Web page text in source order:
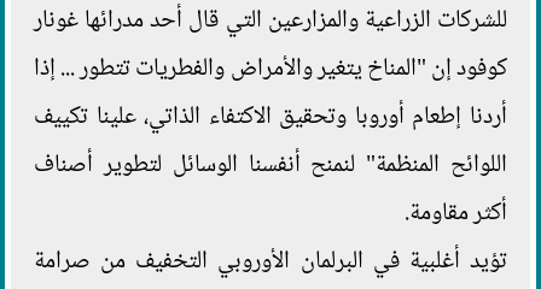
للشركات الزراعية والمزارعين التي قال أحد مدرائها غونار
كوفود إن "المناخ يتغير والأمراض والفطريات تتطور ... إذا
أردنا إطعام أوروبا وتحقيق الاكتفاء الذاتي، علينا تكييف
اللوائح المنظمة" لنمنح أنفسنا الوسائل لتطوير أصناف
أكثر مقاومة.
تؤيد أغلبية في البرلمان الأوروبي التخفيف من صرامة